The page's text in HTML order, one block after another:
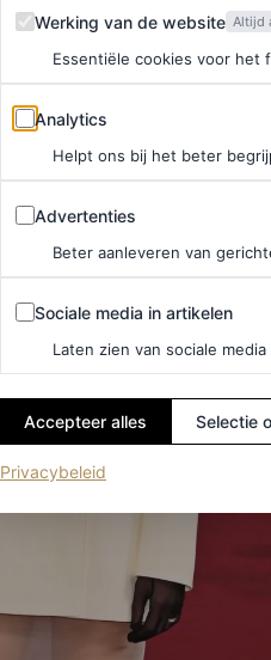
Werking van de website
Werking van de website Altijd
Essentiële cookies voor het
Analytics
Analytics
Helpt ons bij het beter
Advertenties
Advertenties
Beter aanleveren van
Sociale media in artikelen
Sociale media in artikelen
Laten zien van sociale
Accepteer alles Selectie
Privacybeleid